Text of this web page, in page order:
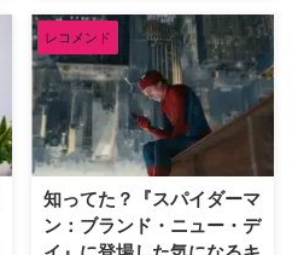
醐味だろう。巧みに張り巡らされ
た伏線や衝撃のドンデン返しに、
気づけば最後まで一気見してしま
うことも。そんな予想を鮮やかに
裏切る番狂わせが見事な海外ドラ
マを米TV Lineが取り上げている
ので、そのうち5作品を紹介しよ
う。（※本記事は各作品の重要な
ネタバレを含みますのでご注意く
ださい） 予想外の展開にビック
レコメンド
知ってた？『スパイダーマ
ン：ブランド・ニュー・デ